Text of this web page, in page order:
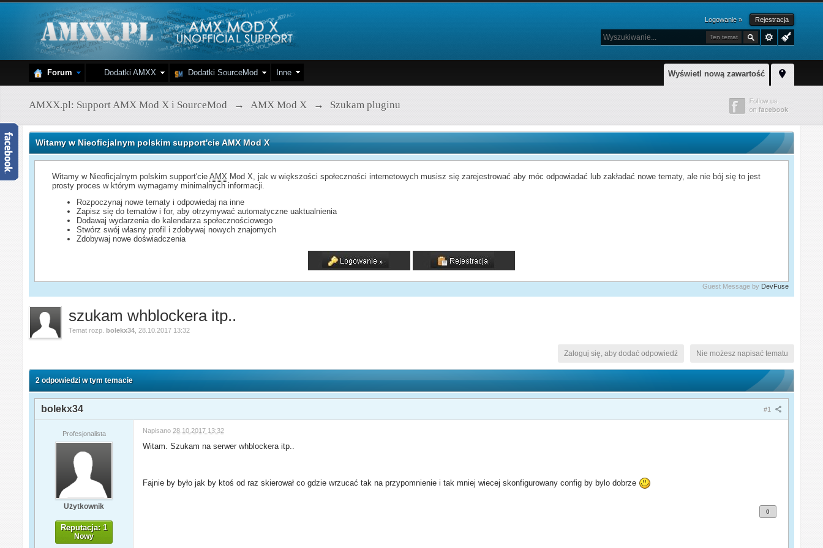
Logowanie » Rejestracja
Ten temat
Wyświetl nową zawartość
Forum Dodatki AMXX Dodatki SourceMod Inne
AMXX.pl: Support AMX Mod X i SourceMod → AMX Mod X → Szukam pluginu
Witamy w Nieoficjalnym polskim support'cie AMX Mod X
Witamy w Nieoficjalnym polskim support'cieAMX Mod X, jak w większości społeczności internetowych musisz się zarejestrować aby móc odpowiadać lub zakładać nowe tematy, ale nie bój się to jest
prosty proces w którym wymagamy minimalnych informacji.
Rozpoczynaj nowe tematy i odpowiedaj na inne
Zapisz się do tematów i for, aby otrzymywać automatyczne uaktualnienia
Dodawaj wydarzenia do kalendarza społecznościowego
Stwórz swój własny profil i zdobywaj nowych znajomych
Zdobywaj nowe doświadczenia
Guest Message by DevFuse
szukam whblockera itp..
Temat rozp. bolekx34 28.10.2017 13:32
Nie możesz napisać tematu
Zaloguj się, aby dodać odpowiedź
2 odpowiedzi w tym temacie
#1
bolekx34
Profesjonalista
Użytkownik
Reputacja: 1
Nowy
Napisano 28.10.2017 13:32
Witam. Szukam na serwer whblockera itp..
Fajnie by było jak by ktoś od raz skierował co gdzie wrzucać tak na przypomnienie i tak mniej wiecej skonfigurowany config by bylo dobrze
0